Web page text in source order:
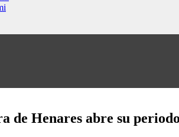
de Henares abre su